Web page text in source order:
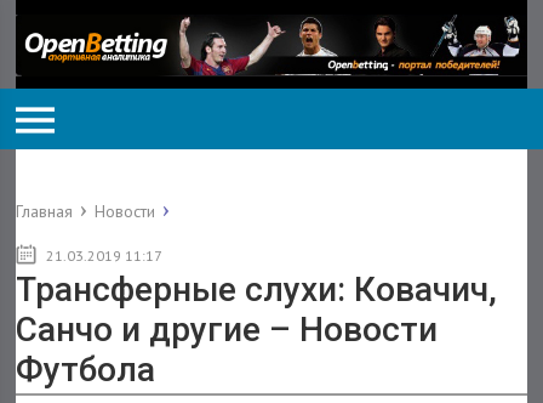
Главная Новости
21.03.2019 11:17
Трансферные слухи: Ковачич,
Санчо и другие – Новости
Футбола